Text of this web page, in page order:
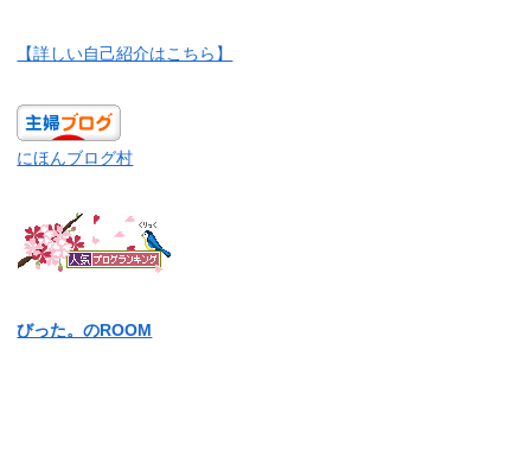
【詳しい自己紹介はこちら】
にほんブログ村
びった。のROOM